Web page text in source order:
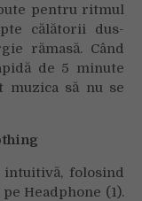
pentru ritmul
călătorii dus-
rămasă. Când
de 5 minute
muzica să nu se
intuitivă, folosind
Headphone (1).